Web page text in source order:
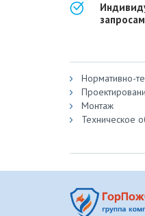
Нормативно-
Монтаж
Техническое